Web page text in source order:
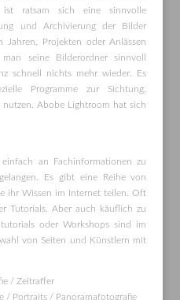
ratsam sich eine sinnvolle
und Archivierung der Bilder
Projekten oder Anlässen
seine Bilderordner sinnvoll
schnell nichts mehr wieder. Es
Programme zur Sichtung,
Abobe Lightroom hat sich
an Fachinformationen zu
Es gibt eine Reihe von
ihr Wissen im Internet teilen. Oft
Tutorials. Aber auch käuflich zu
oder Workshops sind im
von Seiten und Künstlern mit
/ Zeitraffer
/ Portraits / Panoramafotografie